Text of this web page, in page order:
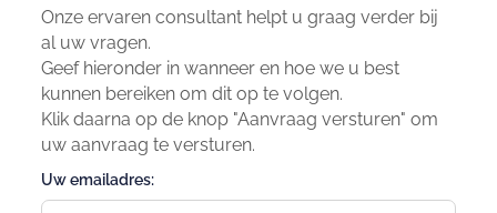
Onze ervaren consultant helpt u graag verder bij
al uw vragen.
Geef hieronder in wanneer en hoe we u best
kunnen bereiken om dit op te volgen.
Klik daarna op de knop "Aanvraag versturen" om
uw aanvraag te versturen.
Uw emailadres: